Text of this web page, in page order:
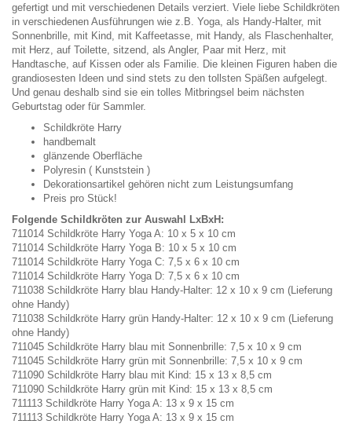
gefertigt und mit verschiedenen Details verziert. Viele liebe Schildkröten
in verschiedenen Ausführungen wie z.B. Yoga, als Handy-Halter, mit
Sonnenbrille, mit Kind, mit Kaffeetasse, mit Handy, als Flaschenhalter,
mit Herz, auf Toilette, sitzend, als Angler, Paar mit Herz, mit
Handtasche, auf Kissen oder als Familie. Die kleinen Figuren haben die
grandiosesten Ideen und sind stets zu den tollsten Späßen aufgelegt.
Und genau deshalb sind sie ein tolles Mitbringsel beim nächsten
Geburtstag oder für Sammler.
Schildkröte Harry
handbemalt
glänzende Oberfläche
Polyresin ( Kunststein )
Dekorationsartikel gehören nicht zum Leistungsumfang
Preis pro Stück!
Folgende Schildkröten zur Auswahl LxBxH:
711014 Schildkröte Harry Yoga A: 10 x 5 x 10 cm
711014 Schildkröte Harry Yoga B: 10 x 5 x 10 cm
711014 Schildkröte Harry Yoga C: 7,5 x 6 x 10 cm
711014 Schildkröte Harry Yoga D: 7,5 x 6 x 10 cm
711038 Schildkröte Harry blau Handy-Halter: 12 x 10 x 9 cm (Lieferung
ohne Handy)
711038 Schildkröte Harry grün Handy-Halter: 12 x 10 x 9 cm (Lieferung
ohne Handy)
711045 Schildkröte Harry blau mit Sonnenbrille: 7,5 x 10 x 9 cm
711045 Schildkröte Harry grün mit Sonnenbrille: 7,5 x 10 x 9 cm
711090 Schildkröte Harry blau mit Kind: 15 x 13 x 8,5 cm
711090 Schildkröte Harry grün mit Kind: 15 x 13 x 8,5 cm
711113 Schildkröte Harry Yoga A: 13 x 9 x 15 cm
711113 Schildkröte Harry Yoga A: 13 x 9 x 15 cm